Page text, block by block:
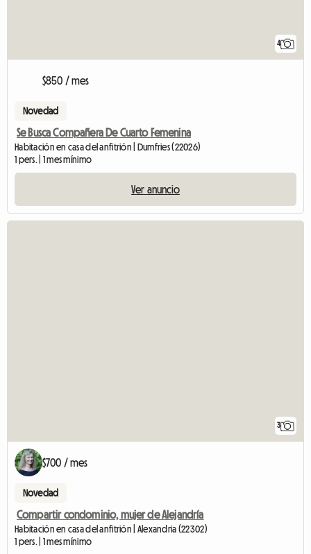
4
$850 / mes
Novedad
Se Busca Compañera De Cuarto Femenina
Habitación en casa del anfitrión | Dumfries (22026)
1 pers. | 1 mes mínimo
Ver anuncio
3
$700 / mes
Novedad
Compartir condominio, mujer de Alejandría
Habitación en casa del anfitrión | Alexandria (22302)
1 pers. | 1 mes mínimo